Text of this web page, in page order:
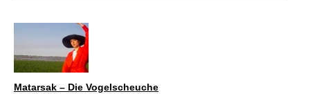
Matarsak – Die Vogelscheuche